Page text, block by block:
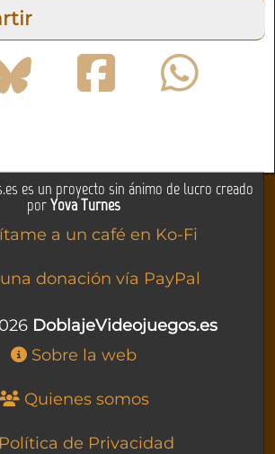
es un proyecto sin ánimo de lucro creado
porYova Turnes
a un café en Ko-Fi
donación vía PayPal
DoblajeVideojuegos.es
Sobre la web
Quienes somos
Política de Privacidad